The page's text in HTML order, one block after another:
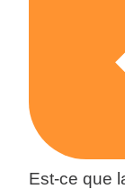
Vos coordonnées
Est-ce que